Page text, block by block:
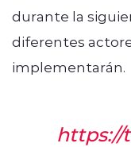
durante la
diferentes
implementarán.
https://